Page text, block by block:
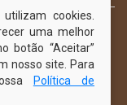
cookies.
uma melhor
botão “Aceitar”
nosso site. Para
Política de